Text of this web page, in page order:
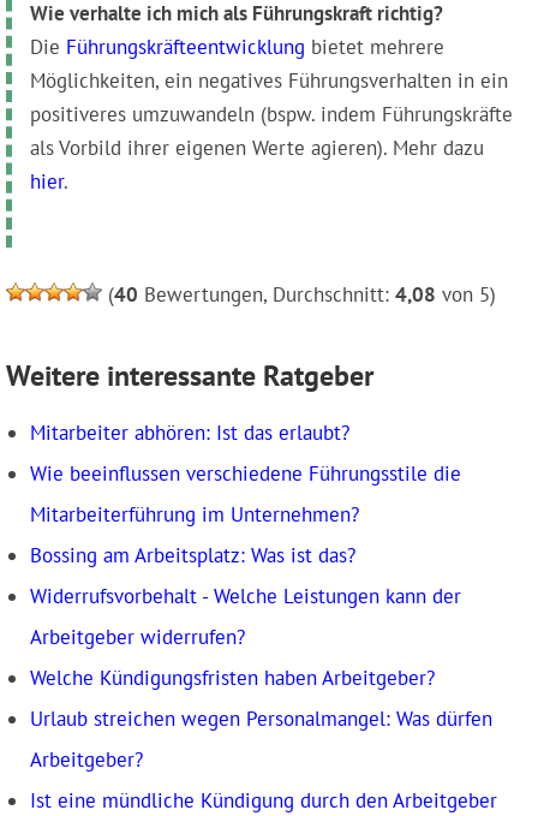
Wie verhalte ich mich als Führungskraft richtig?
Die Führungskräfteentwicklung bietet mehrere
Möglichkeiten, ein negatives Führungsverhalten in ein
positiveres umzuwandeln (bspw. indem Führungskräfte
als Vorbild ihrer eigenen Werte agieren). Mehr dazu
hier.
(40 Bewertungen, Durchschnitt: 4,08 von 5)
Weitere interessante Ratgeber
Mitarbeiter abhören: Ist das erlaubt?
Wie beeinflussen verschiedene Führungsstile die
Mitarbeiterführung im Unternehmen?
Bossing am Arbeitsplatz: Was ist das?
Widerrufsvorbehalt - Welche Leistungen kann der
Arbeitgeber widerrufen?
Welche Kündigungsfristen haben Arbeitgeber?
Urlaub streichen wegen Personalmangel: Was dürfen
Arbeitgeber?
Ist eine mündliche Kündigung durch den Arbeitgeber